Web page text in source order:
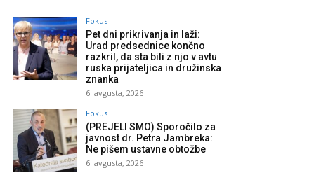
Fokus
Pet dni prikrivanja in laži:
Urad predsednice končno
razkril, da sta bili z njo v avtu
ruska prijateljica in družinska
znanka
6. avgusta, 2026
Fokus
(PREJELI SMO) Sporočilo za
javnost dr. Petra Jambreka:
Ne pišem ustavne obtožbe
6. avgusta, 2026